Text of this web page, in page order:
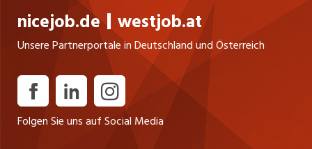
nicejob.de westjob.at
Unsere Partnerportale in Deutschland und Österreich
Folgen Sie uns auf Social Media